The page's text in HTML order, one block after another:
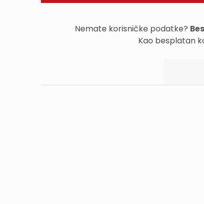
Nemate korisničke podatke?
Kao besplatan